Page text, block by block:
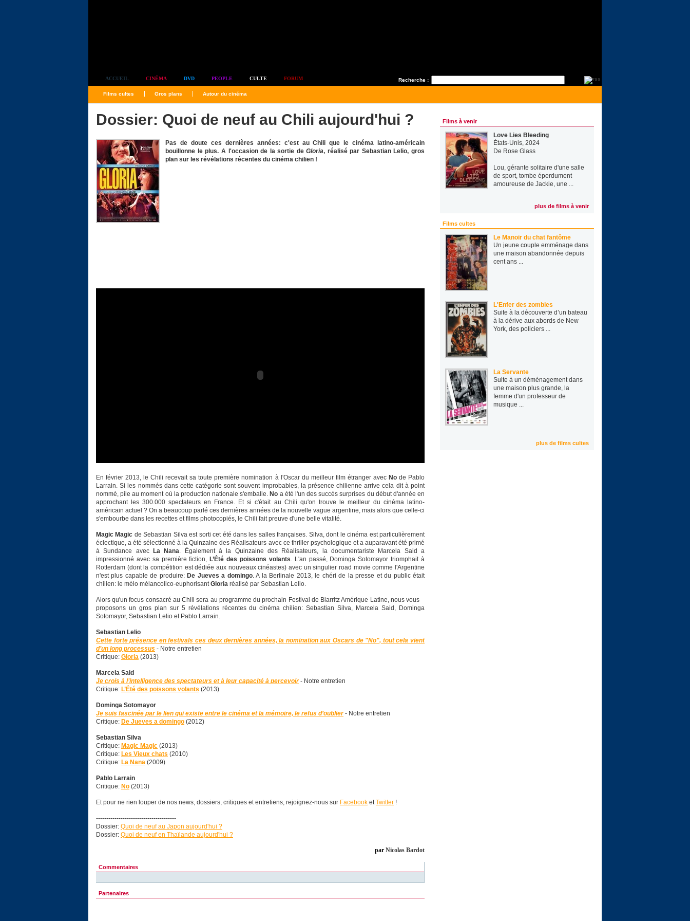
Recherche :
ACCUEIL CINÉMA DVD PEOPLE CULTE FORUM
Films cultes Gros plans Autour du cinéma
Dossier: Quoi de neuf au Chili aujourd'hui ?
Pas de doute ces dernières années: c'est au Chili que le cinéma latino-américain
bouillonne le plus. A l'occasion de la sortie deGloria, réalisé par Sebastian Lelio, gros
plan sur les révélations récentes du cinéma chilien !
En février 2013, le Chili recevait sa toute première nomination à l'Oscar du meilleur film étranger avec Node Pablo
Larrain. Si les nommés dans cette catégorie sont souvent improbables, la présence chilienne arrive cela dit à point
nommé, pile au moment où la production nationale s'emballe. No a été l'un des succès surprises du début d'année en
approchant les 300.000 spectateurs en France. Et si c'était au Chili qu'on trouve le meilleur du cinéma latino-
américain actuel ? On a beaucoup parlé ces dernières années de la nouvelle vague argentine, mais alors que celle-ci
s'embourbe dans les recettes et films photocopiés, le Chili fait preuve d'une belle vitalité.
Magic Magic de Sebastian Silva est sorti cet été dans les salles françaises. Silva, dont le cinéma est particulièrement
éclectique, a été sélectionné à la Quinzaine des Réalisateurs avec ce thriller psychologique et a auparavant été primé
à Sundance avec
La Nana. Également à la Quinzaine des Réalisateurs, la documentariste Marcela Said a
impressionné avec sa première fiction, L’Été des poissons volants. L'an passé, Dominga Sotomayor triomphait à
Rotterdam (dont la compétition est dédiée aux nouveaux cinéastes) avec un singulier road movie comme l'Argentine
n'est plus capable de produire: De Jueves a domingo. A la Berlinale 2013, le chéri de la presse et du public était
chilien: le mélo mélancolico-euphorisantGloria réalisé par Sebastian Lelio.
Alors qu'un focus consacré au Chili sera au programme du prochain Festival de Biarritz Amérique Latine, nous vous
proposons un gros plan sur 5 révélations récentes du cinéma chilien: Sebastian Silva, Marcela Said, Dominga
Sotomayor, Sebastian Lelio et Pablo Larrain.
Sebastian Lelio
Cette forte présence en festivals ces deux dernières années, la nomination aux Oscars de "No", tout cela vient
d’un long processus - Notre entretien
Critique: Gloria (2013)
Marcela Said
Je crois à l’intelligence des spectateurs et à leur capacité à percevoir- Notre entretien
Critique: L’Été des poissons volants (2013)
Dominga Sotomayor
Je suis fascinée par le lien qui existe entre le cinéma et la mémoire, le refus d’oublier- Notre entretien
Critique: De Jueves a domingo (2012)
Sebastian Silva
Critique: Magic Magic (2013)
Critique: Les Vieux chats (2010)
Critique: La Nana (2009)
Pablo Larrain
Critique: No (2013)
Et pour ne rien louper de nos news, dossiers, critiques et entretiens, rejoignez-nous sur Facebook etTwitter !
---------------------------------------
Dossier: Quoi de neuf au Japon aujourd'hui ?
Dossier: Quoi de neuf en Thaïlande aujourd'hui ?
par Nicolas Bardot
Commentaires
Partenaires
Films à venir
Love Lies Bleeding
États-Unis, 2024
De Rose Glass
Lou, gérante solitaire d'une salle
de sport, tombe éperdument
amoureuse de Jackie, une ...
plus de films à venir
Films cultes
Le Manoir du chat fantôme
Un jeune cou­ple emmé­nage dans
une mai­son aban­don­née depuis
cent ans ...
L'Enfer des zombies
Suite à la découverte d’un bateau
à la dérive aux abords de New
York, des policiers ...
La Servante
Suite à un déménagement dans
une maison plus grande, la
femme d'un professeur de
musique ...
plus de films cultes